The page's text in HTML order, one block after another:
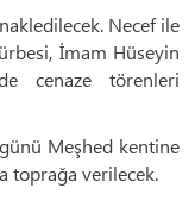
Necef ile
İmam Hüseyin
cenaze törenleri
Meşhed kentine
toprağa verilecek.